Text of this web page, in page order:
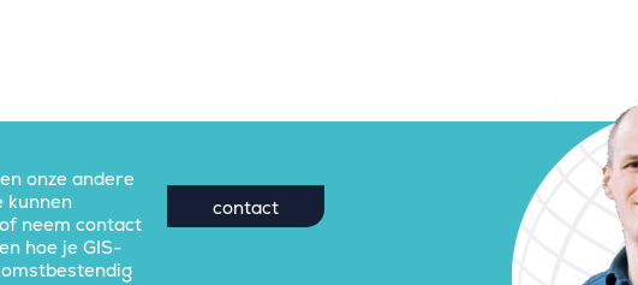
onze andere
kunnen
neem contact
hoe je GIS-
contact